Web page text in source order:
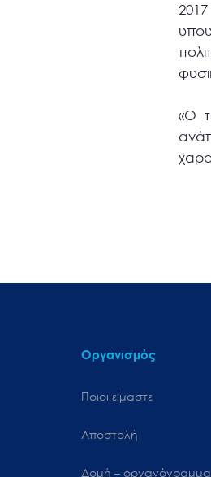
«Ο
Οργανισμός
Ποιοι είμαστε
Αποστολή
Δομή – οργανόγραμμα